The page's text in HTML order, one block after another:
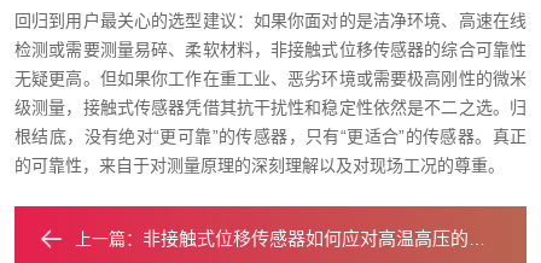
回归到用户最关心的选型建议：如果你面对的是洁净环境、高速在线
检测或需要测量易碎、柔软材料，非接触式位移传感器的综合可靠性
无疑更高。但如果你工作在重工业、恶劣环境或需要极高刚性的微米
级测量，接触式传感器凭借其抗干扰性和稳定性依然是不二之选。归
根结底，没有绝对“更可靠”的传感器，只有“更适合”的传感器。真正
的可靠性，来自于对测量原理的深刻理解以及对现场工况的尊重。
上一篇： 非接触式位移传感器如何应对高温高压的挑战？